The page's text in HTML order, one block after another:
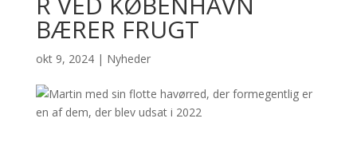
BÆRER FRUGT
okt 9, 2024| Nyheder